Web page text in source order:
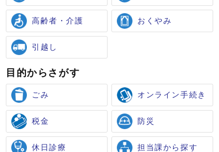
高齢者・介護 おくやみ
引越し
目的からさがす
ごみ オンライン手続き
税金 防災
休日診療 担当課から探す